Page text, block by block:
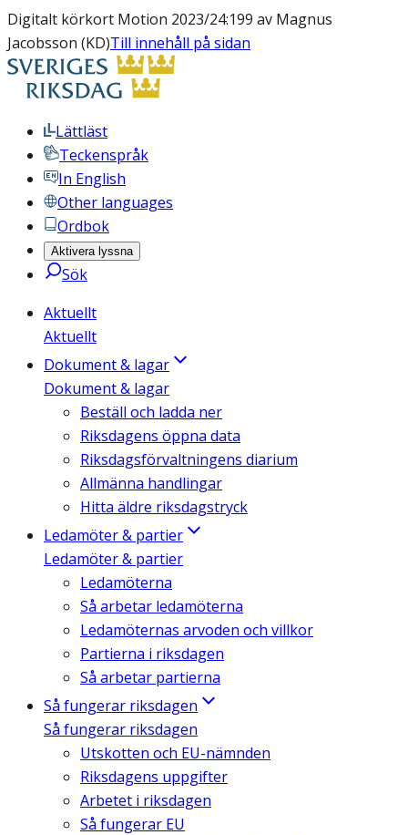
Digitalt körkort Motion 2023/24:199 av Magnus
Jacobsson (KD)Till innehåll på sidan
Lättläst
Teckenspråk
In English
Other languages
Ordbok
Aktivera lyssna
Sök
Aktuellt
Aktuellt
Dokument & lagar
Dokument & lagar
Beställ och ladda ner
Riksdagens öppna data
Riksdagsförvaltningens diarium
Allmänna handlingar
Hitta äldre riksdagstryck
Ledamöter & partier
Ledamöter & partier
Ledamöterna
Så arbetar ledamöterna
Ledamöternas arvoden och villkor
Partierna i riksdagen
Så arbetar partierna
Så fungerar riksdagen
Så fungerar riksdagen
Utskotten och EU-nämnden
Riksdagens uppgifter
Arbetet i riksdagen
Så fungerar EU